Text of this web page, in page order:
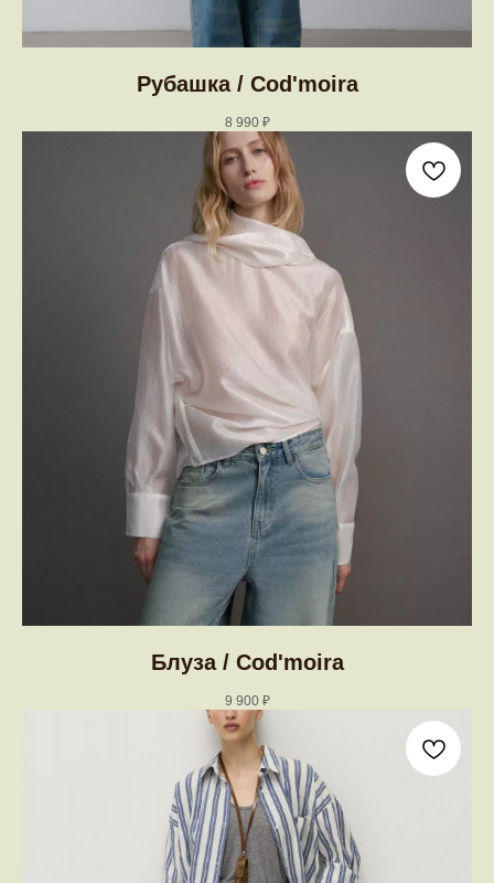
Рубашка / Cod'moira
8 990 ₽
Блуза / Cod'moira
9 900 ₽